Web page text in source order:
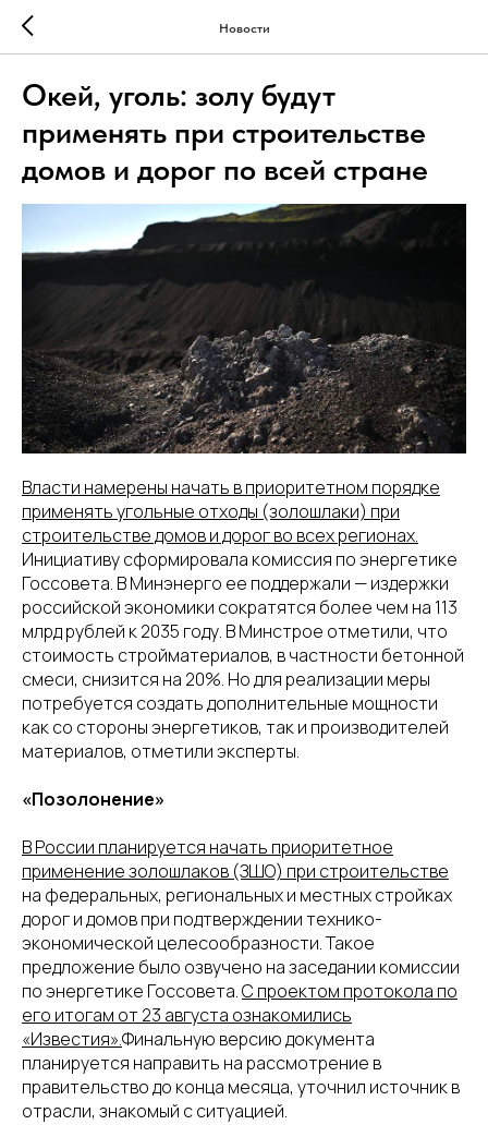
Новости
Окей, уголь: золу будут
применять при строительстве
домов и дорог по всей стране
Власти намерены начать в приоритетном порядке
применять угольные отходы (золошлаки) при
строительстве домов и дорог во всех регионах.
Инициативу сформировала комиссия по энергетике
Госсовета. В Минэнерго ее поддержали — издержки
российской экономики сократятся более чем на 113
млрд рублей к 2035 году. В Минстрое отметили, что
стоимость стройматериалов, в частности бетонной
смеси, снизится на 20%. Но для реализации меры
потребуется создать дополнительные мощности
как со стороны энергетиков, так и производителей
материалов, отметили эксперты.
«Позолонение»
В России планируется начать приоритетное
применение золошлаков (ЗШО) при строительстве
на федеральных, региональных и местных стройках
дорог и домов при подтверждении технико-
экономической целесообразности. Такое
предложение было озвучено на заседании комиссии
по энергетике Госсовета.С проектом протокола по
его итогам от 23 августа ознакомились
«Известия».Финальную версию документа
планируется направить на рассмотрение в
правительство до конца месяца, уточнил источник в
отрасли, знакомый с ситуацией.